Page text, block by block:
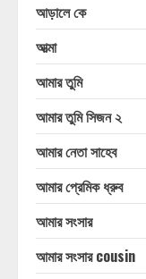
আড়ালে কে
আত্মা
আমার তুমি
আমার তুমি সিজন ২
আমার নেতা সাহেব
আমার প্রেমিক ধ্রুব
আমার সংসার
আমার সংসার cousin